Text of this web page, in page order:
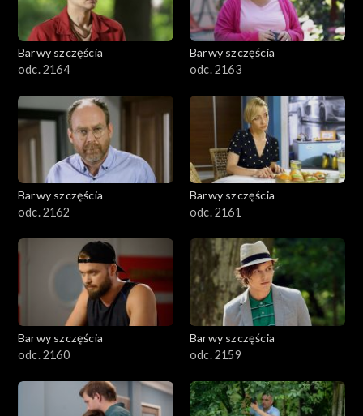
Barwy szczęścia
odc. 2164
Barwy szczęścia
odc. 2163
Barwy szczęścia
odc. 2162
Barwy szczęścia
odc. 2161
Barwy szczęścia
odc. 2160
Barwy szczęścia
odc. 2159